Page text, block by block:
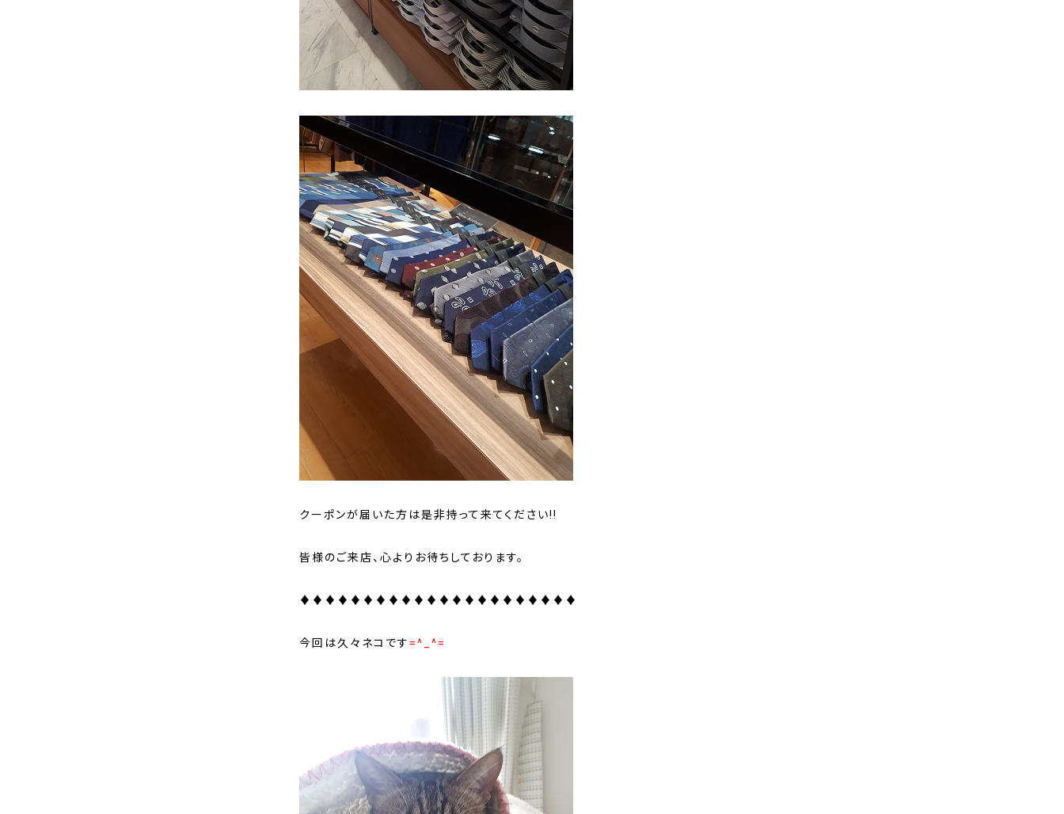
クーポンが届いた方は是非持って来てください!!
皆様のご来店、心よりお待ちしております。
♦♦♦♦♦♦♦♦♦♦♦♦♦♦♦♦♦♦♦♦♦♦
今回は久々ネコです =^_^=